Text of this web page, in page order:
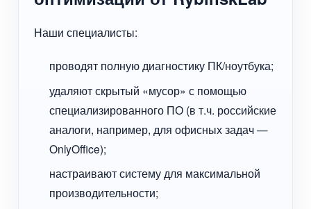
Наши специалисты:
проводят полную диагностику ПК/ноутбука;
удаляют скрытый «мусор» с помощью
специализированного ПО (в т.ч. российские
аналоги, например, для офисных задач —
OnlyOffice);
настраивают систему для максимальной
производительности;